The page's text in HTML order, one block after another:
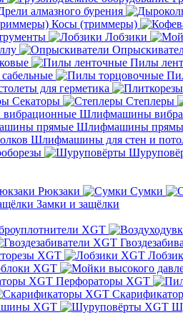
алмазного бурения
Косы (триммеры)
Лобзики
Пилы
для герметика
Секаторы
Степлеры
Шлифмашины
Шлифмашины
Шлифмашины для стен и
Рюкзаки Сумки
Замки и защёлки
XGT
XGT
XGT
Перфораторы XGT
XGT